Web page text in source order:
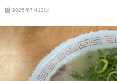
2025年7月12日